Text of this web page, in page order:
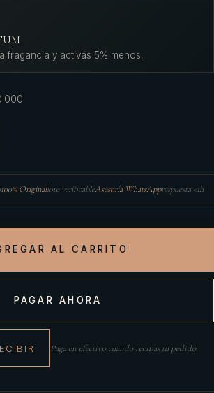
fragancia y activás 5% menos.
100% Originallote verificableAsesoría WhatsApprespuesta <1h
AL CARRITO
PAGAR AHORA
Paga en efectivo cuando recibas tu pedido